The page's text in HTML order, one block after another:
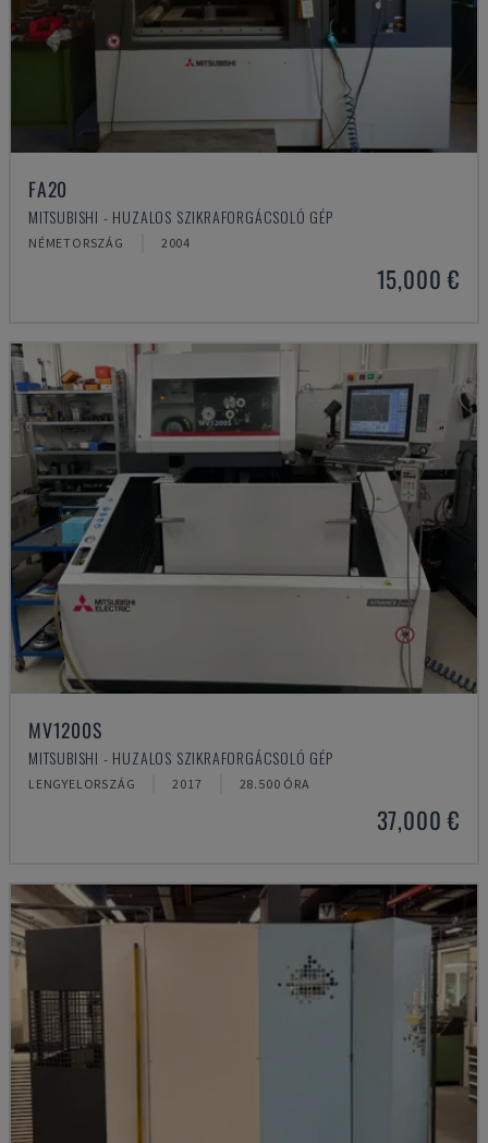
FA20
MITSUBISHI - HUZALOS SZIKRAFORGÁCSOLÓ GÉP
NÉMETORSZÁG 2004
15,000 €
MV1200S
MITSUBISHI - HUZALOS SZIKRAFORGÁCSOLÓ GÉP
LENGYELORSZÁG 2017 28.500 ÓRA
37,000 €